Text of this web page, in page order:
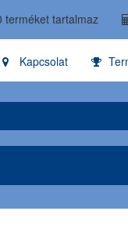
terméket tartalmaz
Kapcsolat